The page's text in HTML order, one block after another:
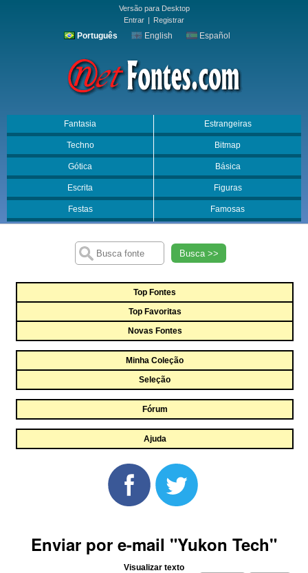
Versão para Desktop
Entrar | Registrar
Português English Español
Fantasia Estrangeiras
Techno Bitmap
Gótica Básica
Escrita Figuras
Festas Famosas
Busca >>
Top Fontes
Top Favoritas
Novas Fontes
Minha Coleção
Seleção
Fórum
Ajuda
Enviar por e-mail "Yukon Tech"
Visualizar texto